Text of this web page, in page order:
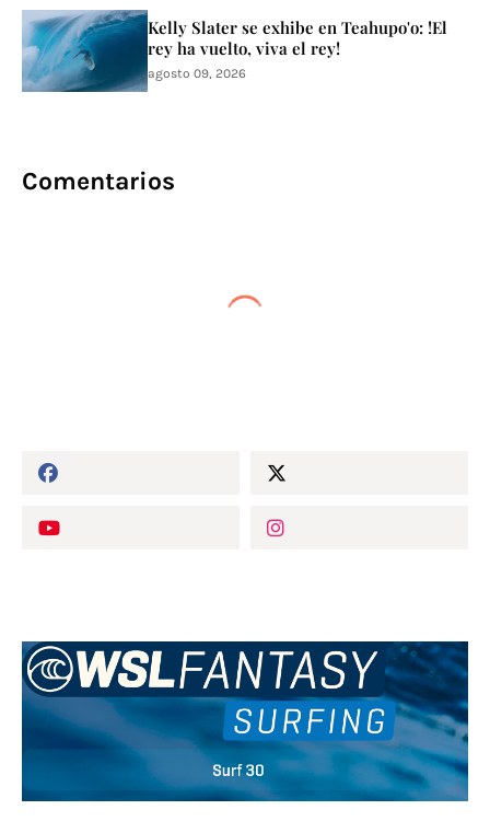
Kelly Slater se exhibe en Teahupo'o: !El
rey ha vuelto, viva el rey!
agosto 09, 2026
Comentarios